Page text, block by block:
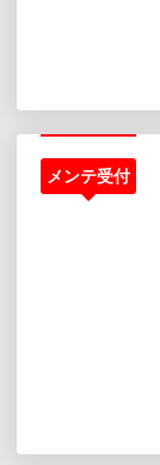
メンテ受付